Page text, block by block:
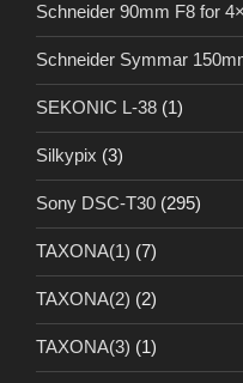
Schneider 90mm F8 for
Schneider Symmar
SEKONIC L-38 (1)
Silkypix (3)
Sony DSC-T30 (295)
TAXONA(1) (7)
TAXONA(2) (2)
TAXONA(3) (1)